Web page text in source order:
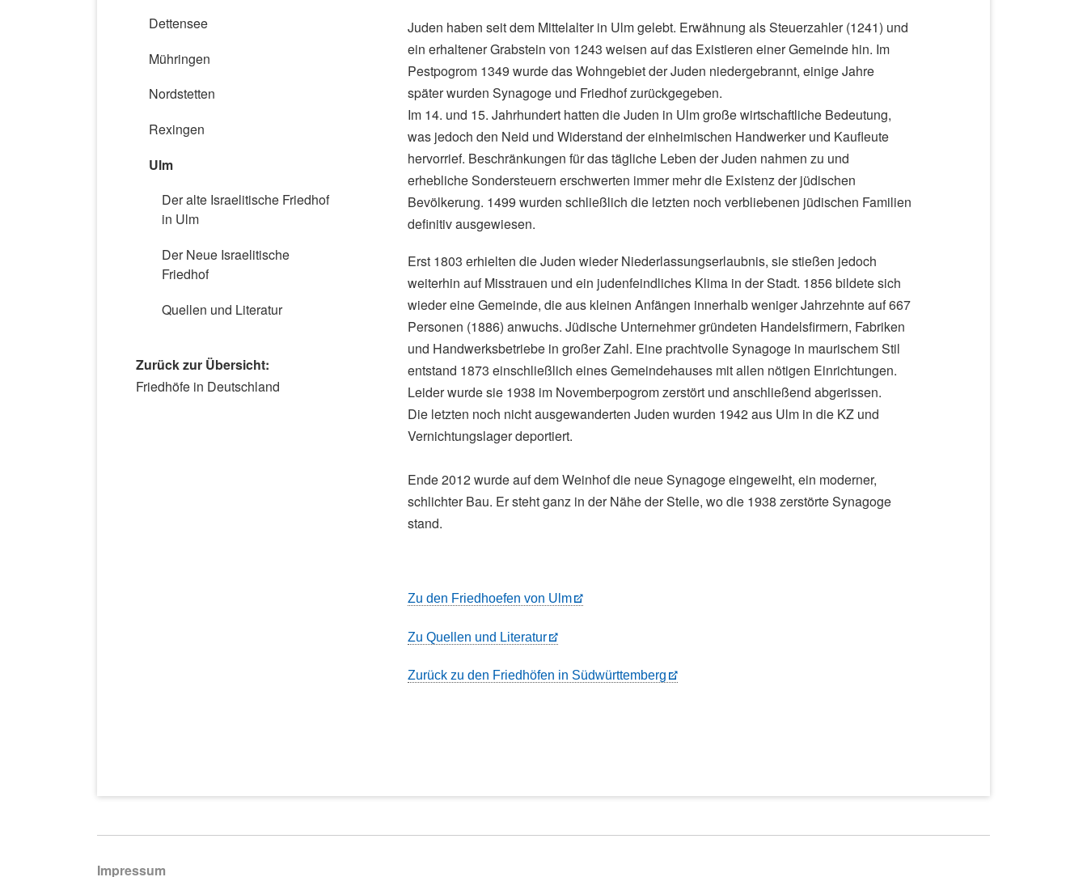
Juden haben seit dem Mittelalter in Ulm gelebt. Erwähnung als Steuerzahler (1241) und
ein erhaltener Grabstein von 1243 weisen auf das Existieren einer Gemeinde hin. Im
Pestpogrom 1349 wurde das Wohngebiet der Juden niedergebrannt, einige Jahre
später wurden Synagoge und Friedhof zurückgegeben.
Im 14. und 15. Jahrhundert hatten die Juden in Ulm große wirtschaftliche Bedeutung,
was jedoch den Neid und Widerstand der einheimischen Handwerker und Kaufleute
hervorrief. Beschränkungen für das tägliche Leben der Juden nahmen zu und
erhebliche Sondersteuern erschwerten immer mehr die Existenz der jüdischen
Bevölkerung. 1499 wurden schließlich die letzten noch verbliebenen jüdischen Familien
definitiv ausgewiesen.
Erst 1803 erhielten die Juden wieder Niederlassungserlaubnis, sie stießen jedoch
weiterhin auf Misstrauen und ein judenfeindliches Klima in der Stadt. 1856 bildete sich
wieder eine Gemeinde, die aus kleinen Anfängen innerhalb weniger Jahrzehnte auf 667
Personen (1886) anwuchs. Jüdische Unternehmer gründeten Handelsfirmern, Fabriken
und Handwerksbetriebe in großer Zahl. Eine prachtvolle Synagoge in maurischem Stil
entstand 1873 einschließlich eines Gemeindehauses mit allen nötigen Einrichtungen.
Leider wurde sie 1938 im Novemberpogrom zerstört und anschließend abgerissen.
Die letzten noch nicht ausgewanderten Juden wurden 1942 aus Ulm in die KZ und
Vernichtungslager deportiert.
Ende 2012 wurde auf dem Weinhof die neue Synagoge eingeweiht, ein moderner,
schlichter Bau. Er steht ganz in der Nähe der Stelle, wo die 1938 zerstörte Synagoge
stand.
Zu den Friedhoefen von Ulm
Zu Quellen und Literatur
Zurück zu den Friedhöfen in Südwürttemberg
Dettensee
Mühringen
Nordstetten
Rexingen
Ulm
Der alte Israelitische Friedhof
in Ulm
Der Neue Israelitische
Friedhof
Quellen und Literatur
Zurück zur Übersicht:
Navigation
Friedhöfe in Deutschland
Navigation
Impressum